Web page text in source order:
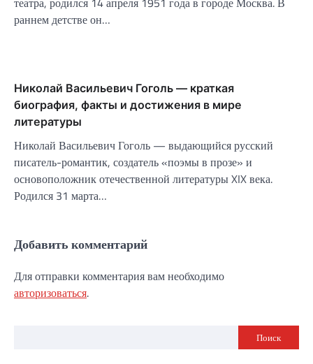
раннем детстве он…
Николай Васильевич Гоголь — краткая
биография, факты и достижения в мире
литературы
Николай Васильевич Гоголь — выдающийся русский
писатель-романтик, создатель «поэмы в прозе» и
основоположник отечественной литературы XIX века.
Родился 31 марта…
Добавить комментарий
Для отправки комментария вам необходимо
авторизоваться.
Поиск